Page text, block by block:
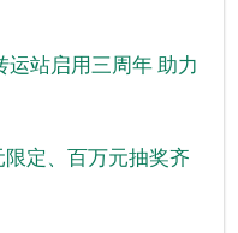
站启用三周年 助力
定、百万元抽奖齐